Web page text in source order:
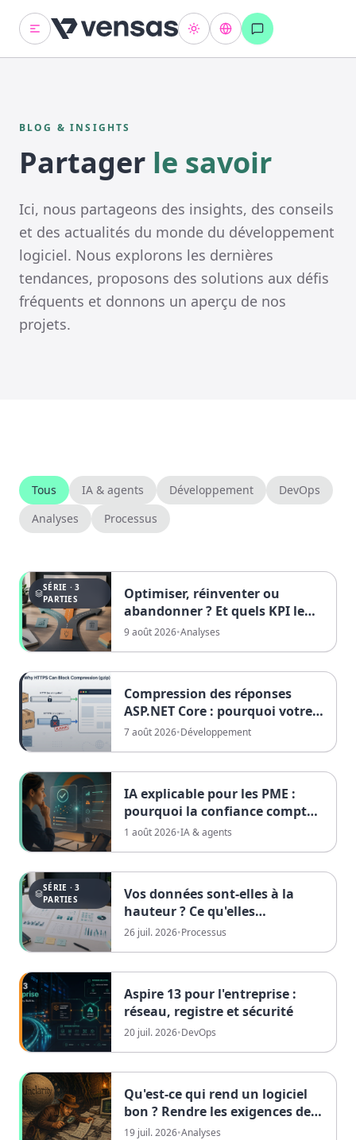
BLOG & INSIGHTS
Partager le savoir
Ici, nous partageons des insights, des conseils
et des actualités du monde du développement
logiciel. Nous explorons les dernières
tendances, proposons des solutions aux défis
fréquents et donnons un aperçu de nos
projets.
Tous IA & agents Développement
DevOps
Analyses
Processus
SÉRIE · 3
PARTIES
Optimiser, réinventer ou
abandonner ? Et quels KPI le
décident
9 août 2026•Analyses
Compression des réponses
ASP.NET Core : pourquoi votre
trafic HTTPS n'est peut-être
7 août 2026•Développement
IA explicable pour les PME :
pourquoi la confiance compte
plus que le meilleur modèle
1 août 2026•IA & agents
SÉRIE · 3
PARTIES
Vos données sont-elles à la
hauteur ? Ce qu'elles
pourraient déjà vous révéler
26 juil. 2026•Processus
Aspire 13 pour l'entreprise :
réseau, registre et sécurité
20 juil. 2026•DevOps
Qu'est-ce qui rend un logiciel
bon ? Rendre les exigences de
qualité mesurables
19 juil. 2026•Analyses